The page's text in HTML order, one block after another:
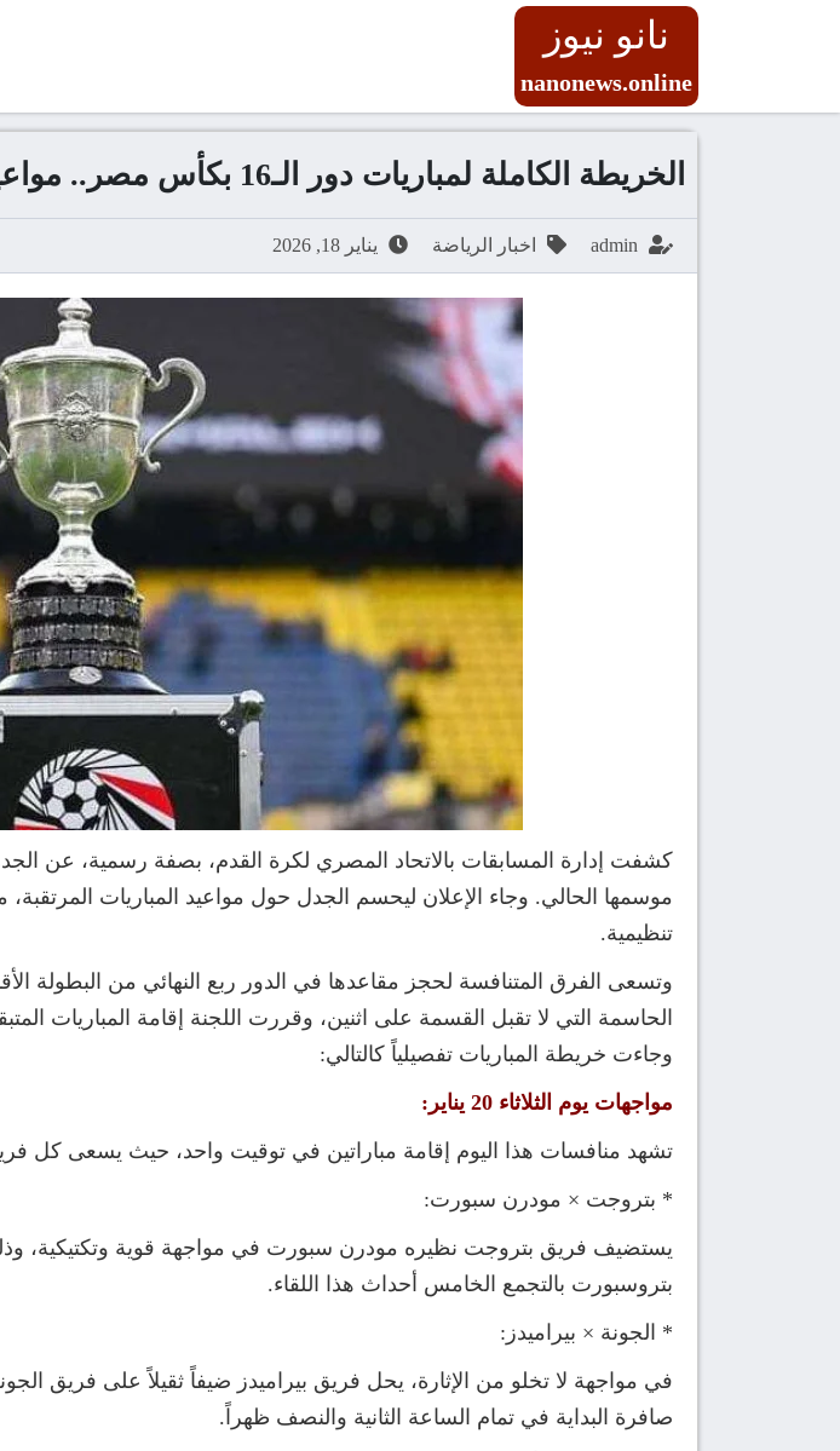
نانو نيوز
nanonews.online
الخريطة الكاملة لمباريات دور الـ16 بكأس مصر.. مواعيد رسمية وتعديل اضطراري في الملاعب
admin اخبار الرياضة يناير 18, 2026
موسمها الحالي. وجاء الإعلان ليحسم الجدل حول مواعيد المباريات
تنظيمية.
وتسعى الفرق المتنافسة لحجز مقاعدها في الدور ربع النهائي من البطولة
وجاءت خريطة المباريات تفصيلياً كالتالي:
مواجهات يوم الثلاثاء 20 يناير:
تشهد منافسات هذا اليوم إقامة مباراتين في توقيت واحد، حيث يسعى كل
* بتروجت × مودرن سبورت:
يستضيف فريق بتروجت نظيره مودرن سبورت في مواجهة قوية وتكتيكية،
بتروسبورت بالتجمع الخامس أحداث هذا اللقاء.
* الجونة × بيراميدز:
في مواجهة لا تخلو من الإثارة، يحل فريق بيراميدز ضيفاً ثقيلاً على فريق
صافرة البداية في تمام الساعة الثانية والنصف ظهراً.